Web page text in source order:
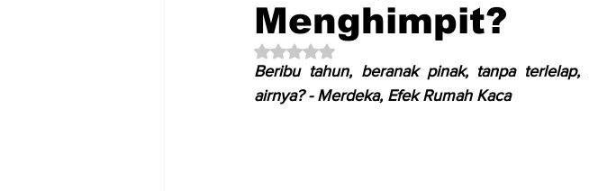
Menghimpit?
Rated NaN out of 5 stars.
Beribu tahun, beranak pinak, tanpa
airnya? - Merdeka, Efek Rumah Kaca